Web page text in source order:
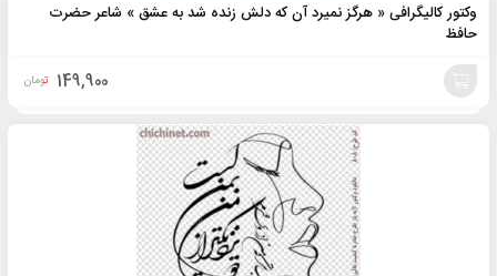
وکتور کالیگرافی « هرگز نمیرد آن که دلش زنده شد به عشق » شاعر حضرت
حافظ
149,900 تومان